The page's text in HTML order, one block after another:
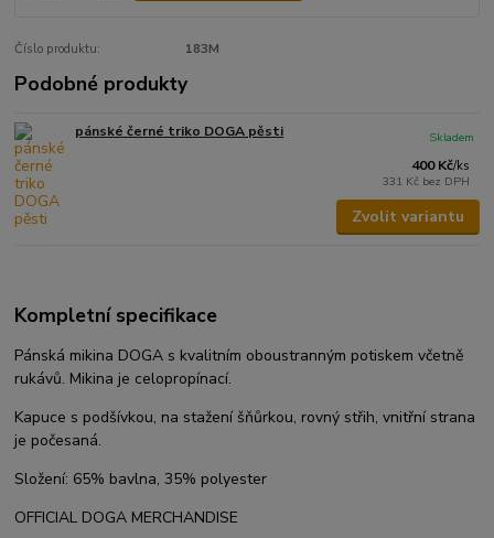
Číslo produktu: 183M
Podobné produkty
pánské černé triko DOGA pěsti
400 Kč/ks
331 Kč bez DPH
Skladem
Zvolit variantu
Kompletní specifikace
Pánská mikina DOGA s kvalitním oboustranným potiskem včetně
rukávů. Mikina je celopropínací.
Kapuce s podšívkou, na stažení šňůrkou, rovný střih, vnitřní strana
je počesaná.
Složení: 65% bavlna, 35% polyester
OFFICIAL DOGA MERCHANDISE